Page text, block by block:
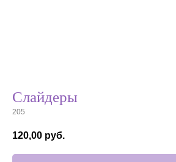
Слайдеры
205
120,00 руб.